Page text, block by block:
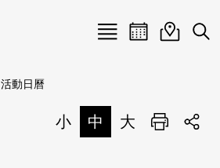
Menu
活動日曆活動地圖
展
活動日曆
小 中 大 列印